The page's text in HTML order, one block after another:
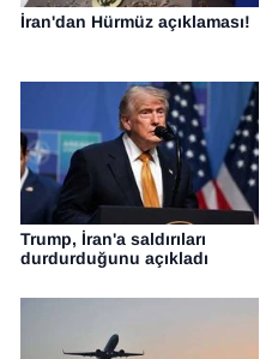
İran'dan Hürmüz açıklaması!
Trump, İran'a saldırıları
durdurduğunu açıkladı